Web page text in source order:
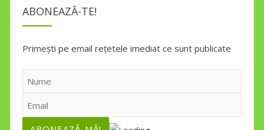
ABONEAZĂ-TE!
Primești pe email rețetele imediat ce sunt publicate